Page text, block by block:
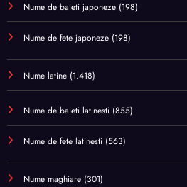
Nume de baieti japoneze (198)
Nume de fete japoneze (198)
Nume latine (1.418)
Nume de baieti latinesti (855)
Nume de fete latinesti (563)
Nume maghiare (301)